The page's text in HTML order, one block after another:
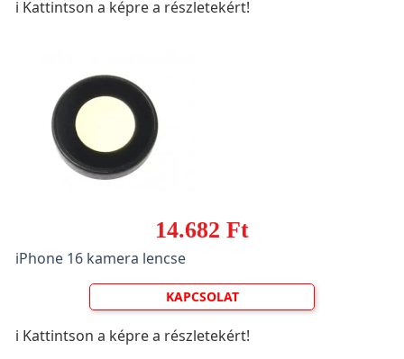
ℹ️ Kattintson a képre a részletekért!
14.682 Ft
iPhone 16 kamera lencse
KAPCSOLAT
ℹ️ Kattintson a képre a részletekért!